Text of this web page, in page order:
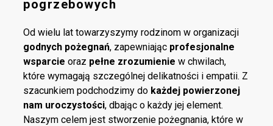
pogrzebowych
Od wielu lat towarzyszymy rodzinom w organizacji
godnych pożegnań, zapewniając profesjonalne
wsparcie oraz pełne zrozumienie w chwilach,
które wymagają szczególnej delikatności i empatii. Z
szacunkiem podchodzimy do każdej powierzonej
nam uroczystości, dbając o każdy jej element.
Naszym celem jest stworzenie pożegnania, które w